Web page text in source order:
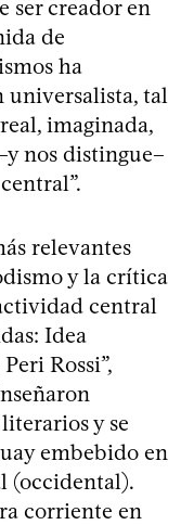
ser creador en
de
ha
universalista, tal
imaginada,
nos distingue–
relevantes
y la crítica
central
Idea
Rossi”,
y se
embebido en
(occidental).
corriente en